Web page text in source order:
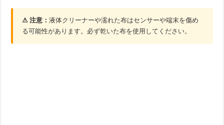
⚠ 注意：液体クリーナーや濡れた布はセンサーや端末を傷め
る可能性があります。必ず乾いた布を使用してください。